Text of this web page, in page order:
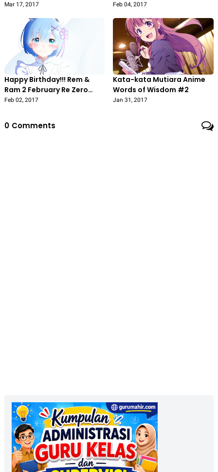
Mar 17, 2017 Feb 04, 2017
Happy Birthday!!! Rem &
Ram 2 February Re Zero
kara Hajimeru Isekai
Feb 02, 2017
Kata-kata Mutiara Anime
Words of Wisdom #2
Jan 31, 2017
0 Comments